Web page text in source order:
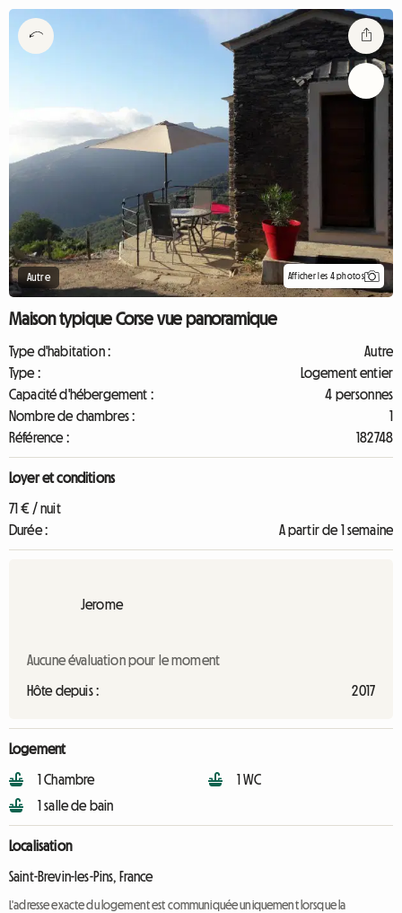
Autre Afficher les 4 photos
Maison typique Corse vue panoramique
Type d'habitation :
Autre
Type :
Logement entier
Capacité d'hébergement :
4 personnes
Nombre de chambres :
1
Référence :
182748
Loyer et conditions
71 € / nuit
Durée :
A partir de 1 semaine
Jerome
Aucune évaluation pour le moment
Hôte depuis : 2017
Logement
1 Chambre
1 salle de bain
1 WC
Localisation
Saint-Brevin-les-Pins, France
L'adresse exacte du logement est communiquée uniquement lorsque la